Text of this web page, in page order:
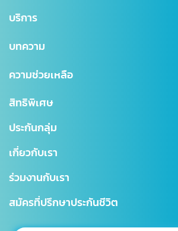
คุ้มครองสุขภาพ
คุ้มครองอุบัติเหตุ
ประกันชีวิตควบการลงทุน
บริการ
สมัครสมาชิก/เข้าสู่ระบบ
การเรียกร้องค่าสินไหม
การเปลี่ยนแปลงกรมธรรม์
บริการอื่นๆ
มาตรฐานการให้บริการธุรกิจประกันชีวิต (SLA)
บทความ
ข่าวสาร CSR
ความช่วยเหลือ
สำนักงานใหญ่
สาขาไทยสมุทร
แผนผังเว็บไซต์
สิทธิพิเศษ
ประกันกลุ่ม
เกี่ยวกับเรา
ร่วมงานกับเรา
สมัครที่ปรึกษาประกันชีวิต